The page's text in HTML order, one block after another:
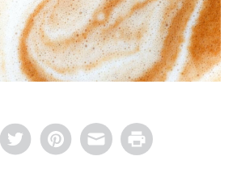
Email Print